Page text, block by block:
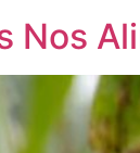
Nos